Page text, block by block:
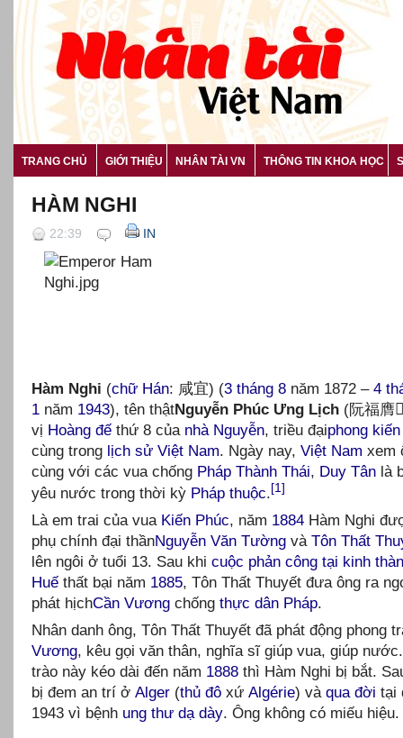
TRANG CHỦ GIỚI THIỆU NHÂN TÀI VN THÔNG TIN KHOA HỌC
HÀM NGHI
22:39 IN
Hàm Nghi (chữ Hán: 咸宜) (3 tháng 8 năm 1872 – 4
1 năm 1943), tên thậtNguyễn Phúc Ưng Lịch (阮福膺
vị Hoàng đế thứ 8 của nhà Nguyễn, triều đạiphong kiến
cùng trong lịch sử Việt Nam. Ngày nay, Việt Nam xem
cùng với các vua chống Pháp Thành Thái, Duy Tân là
yêu nước trong thời kỳ Pháp thuộc.[1]
Là em trai của vua Kiến Phúc, năm 1884 Hàm Nghi
phụ chính đại thầnNguyễn Văn Tường và Tôn Thất
lên ngôi ở tuổi 13. Sau khi cuộc phản công tại kinh
Huế thất bại năm 1885, Tôn Thất Thuyết đưa ông ra
phát hịchCần Vương chống thực dân Pháp.
Nhân danh ông, Tôn Thất Thuyết đã phát động phong
Vương, kêu gọi văn thân, nghĩa sĩ giúp vua, giúp
trào này kéo dài đến năm 1888 thì Hàm Nghi bị bắt.
bị đem an trí ở Alger (thủ đô xứ Algérie) và qua đời tại
1943 vì bệnh ung thư dạ dày. Ông không có miếu hiệu.